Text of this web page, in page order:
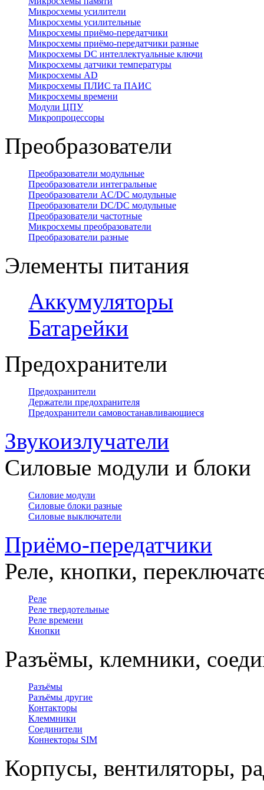
Микросхемы усилители
Микросхемы усилительные
Микросхемы приёмо-передатчики
Микросхемы приёмо-передатчики разные
Микросхемы DC интеллектуальные ключи
Микросхемы датчики температуры
Микросхемы AD
Микросхемы ПЛИС та ПАИС
Микросхемы времени
Модули ЦПУ
Микропроцессоры
Преобразователи
Преобразователи модульные
Преобразователи интегральные
Преобразователи AC/DC модульные
Преобразователи DC/DC модульные
Преобразователи частотные
Микросхемы преобразователи
Преобразователи разные
Элементы питания
Аккумуляторы
Батарейки
Предохранители
Предохранители
Держатели предохранителя
Предохранители самовостанавливающиеся
Звукоизлучатели
Силовые модули и блоки
Силовие модули
Силовые блоки разные
Силовые выключатели
Приёмо-передатчики
Реле, кнопки,
Реле
Реле твердотельные
Реле времени
Кнопки
Разъёмы, клемники,
Разъёмы
Разъёмы другие
Контакторы
Клеммники
Соединители
Коннекторы SIM
Корпусы, вентиляторы,